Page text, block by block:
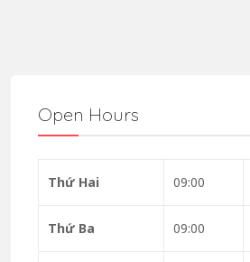
Open Hours
Thứ Hai 09:00
Thứ Ba 09:00